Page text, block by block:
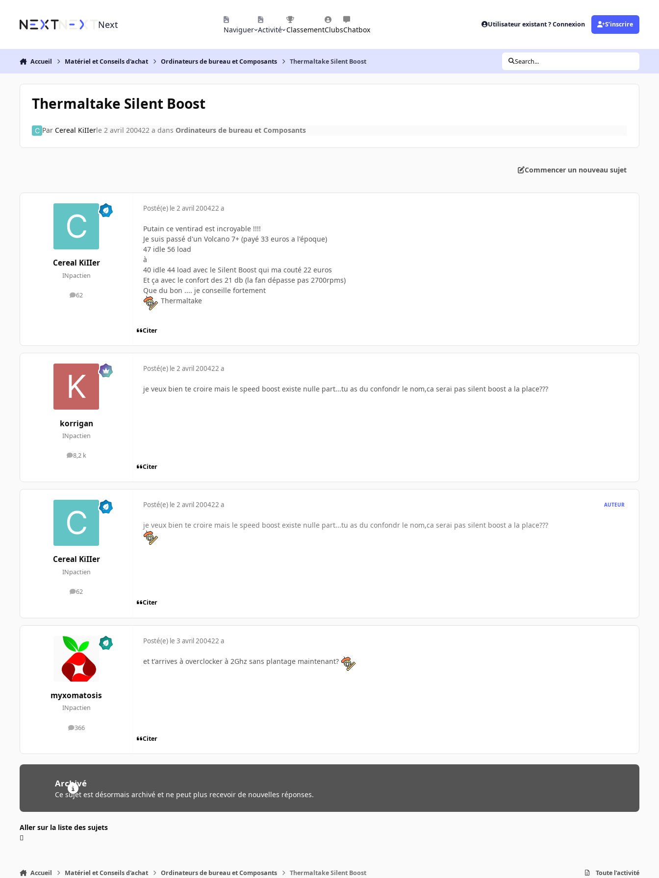
Next Naviguer Activité ClassementClubsChatbox
Utilisateur existant ? Connexion S’inscrire
Accueil Matériel et Conseils d'achat Ordinateurs de bureau et Composants Thermaltake Silent Boost Search...
Thermaltake Silent Boost
Par Cereal KiIIerle 2 avril 200422 a dans Ordinateurs de bureau et Composants
Commencer un nouveau sujet
Cereal KiIIer
INpactien
62
messages
Posté(e) le 2 avril 200422 a
Putain ce ventirad est incroyable !!!!
Je suis passé d'un Volcano 7+ (payé 33 euros a l'époque)
47 idle 56 load
à
40 idle 44 load avec le Silent Boost qui ma couté 22 euros
Et ça avec le confort des 21 db (la fan dépasse pas 2700rpms)
Que du bon .... je conseille fortement
Thermaltake
Citer
korrigan
INpactien
8,2 k
messages
Posté(e) le 2 avril 200422 a
je veux bien te croire mais le speed boost existe nulle part...tu as du confondr le nom,ca serai pas silent boost a la place???
Citer
Cereal KiIIer
INpactien
62
messages
Posté(e) le 2 avril 200422 a AUTEUR
je veux bien te croire mais le speed boost existe nulle part...tu as du confondr le nom,ca serai pas silent boost a la place???
Citer
myxomatosis
INpactien
366
messages
Posté(e) le 3 avril 200422 a
et t'arrives à overclocker à 2Ghz sans plantage maintenant?
Citer
Archivé
Ce sujet est désormais archivé et ne peut plus recevoir de nouvelles réponses.
Aller sur la liste des sujets
Accueil Matériel et Conseils d'achat Ordinateurs de bureau et Composants Thermaltake Silent Boost Toute l’activité